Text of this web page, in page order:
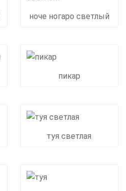
ноче ногаро светлый
пикар
туя светлая